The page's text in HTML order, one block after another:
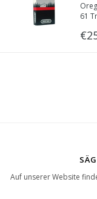
| 61
61
Auf unserer Website